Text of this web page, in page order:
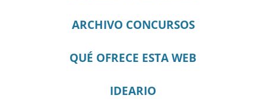
ARCHIVO CONCURSOS
QUÉ OFRECE ESTA WEB
IDEARIO